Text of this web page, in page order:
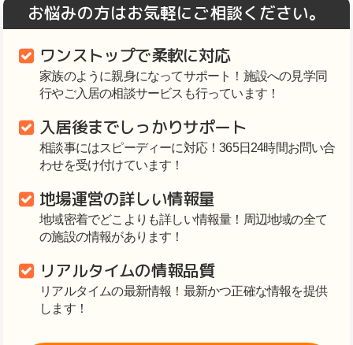
お悩みの方はお気軽にご相談ください。
ワンストップで柔軟に対応
家族のように親身になってサポート！施設への見学同
行やご入居の相談サービスも行っています！
入居後までしっかりサポート
相談事にはスピーディーに対応！365日24時間お問い合
わせを受け付けています！
地場運営の詳しい情報量
地域密着でどこよりも詳しい情報量！周辺地域の全て
の施設の情報があります！
リアルタイムの情報品質
リアルタイムの最新情報！最新かつ正確な情報を提供
します！